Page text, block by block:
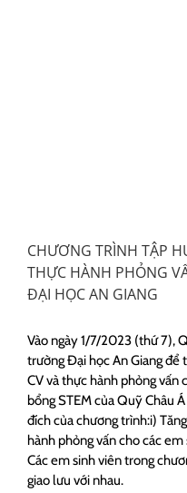
CHƯƠNG TRÌNH TẬP
THỰC HÀNH PHỎNG
ĐẠI HỌC AN GIANG
Vào ngày 1/7/2023 (thứ 7),
trường Đại học An Giang để
CV và thực hành phỏng
bổng STEM của Quỹ Châu
đích của chương trình:i)
hành phỏng vấn cho các
Các em sinh viên trong
giao lưu với nhau.